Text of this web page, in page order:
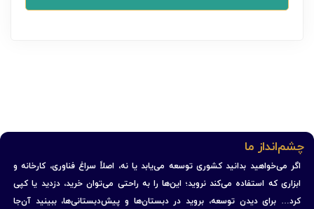
چشم‌انداز ما
اگر می‌خواهید بدانید کشوری توسعه می‌یابد یا نه، اصلاً سراغ فناوری، کارخانه و
ابزاری که استفاده می‌کند نروید؛ این‌ها را به راحتی می‌توان خرید، دزدید یا کپی
کرد… برای دیدن توسعه، بروید در دبستان‌ها و پیش‌دبستانی‌ها، ببینید آن‌جا